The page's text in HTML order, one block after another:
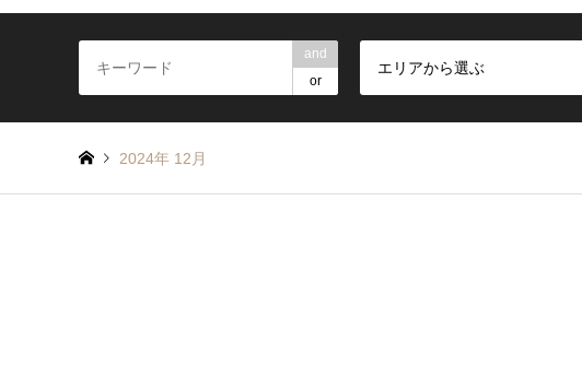
and
or
エリアから選ぶ
2024年 12月